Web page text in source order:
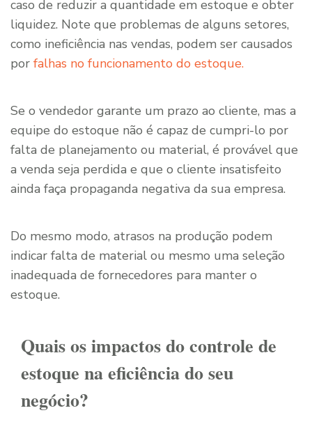
caso de reduzir a quantidade em estoque e obter
liquidez. Note que problemas de alguns setores,
como ineficiência nas vendas, podem ser causados
por falhas no funcionamento do estoque.
Se o vendedor garante um prazo ao cliente, mas a
equipe do estoque não é capaz de cumpri-lo por
falta de planejamento ou material, é provável que
a venda seja perdida e que o cliente insatisfeito
ainda faça propaganda negativa da sua empresa.
Do mesmo modo, atrasos na produção podem
indicar falta de material ou mesmo uma seleção
inadequada de fornecedores para manter o
estoque.
Quais os impactos do controle de
estoque na eficiência do seu
negócio?